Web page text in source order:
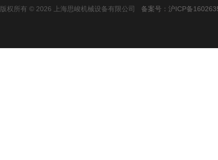
版权所有 © 2026 上海思峻机械设备有限公司 备案号：沪ICP备